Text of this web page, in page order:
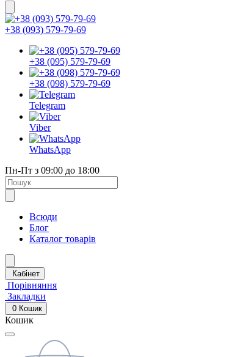
+38 (093) 579-79-69
+38 (095) 579-79-69
+38 (098) 579-79-69
Telegram
Viber
WhatsApp
Пн-Пт з 09:00 до 18:00
Всюди
Блог
Каталог товарів
Кабінет
Порівняння
Закладки
0 Кошик
Кошик